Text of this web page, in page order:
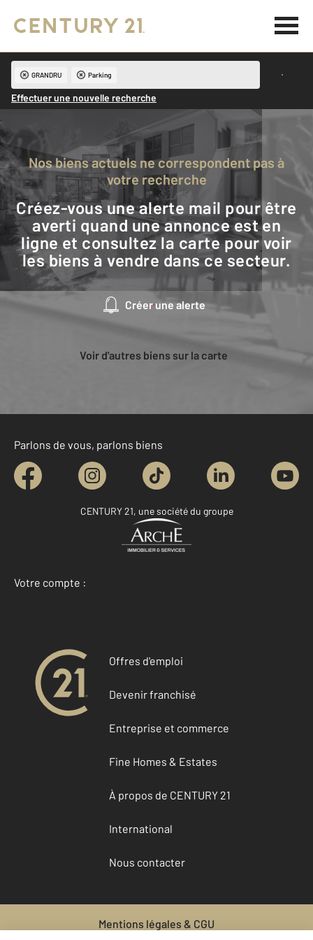
GRANDRU Parking
Effectuer une nouvelle recherche
Nos biens actuels ne correspondent pas à
votre recherche
Créez-vous une alerte mail pour être
averti quand une annonce est en
ligne et consultez la carte pour voir
les biens à vendre dans ce secteur.
Créer une alerte
Voir d'autres biens sur la carte
Parlons de vous, parlons biens
CENTURY 21, une société du groupe
Votre compte :
Accéder à mon compte
Offres d'emploi
Devenir franchisé
Entreprise et commerce
Fine Homes & Estates
À propos de CENTURY 21
International
Nous contacter
Mentions légales & CGU